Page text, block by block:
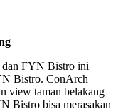
dan FYN Bistro ini
Bistro. ConArch
view taman belakang
Bistro bisa merasakan